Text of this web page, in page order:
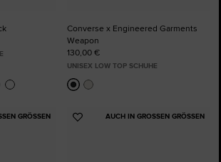
Converse x Engineered Garments
Weapon
130,00 €
UNISEX LOW TOP SCHUHE
GRÖSSEN AUCH IN GROSSEN GRÖSSEN
Zu